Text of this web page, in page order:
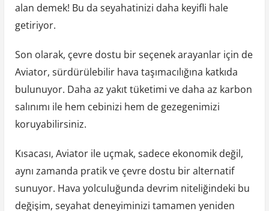
alan demek! Bu da seyahatinizi daha keyifli hale
getiriyor.
Son olarak, çevre dostu bir seçenek arayanlar için de
Aviator, sürdürülebilir hava taşımacılığına katkıda
bulunuyor. Daha az yakıt tüketimi ve daha az karbon
salınımı ile hem cebinizi hem de gezegenimizi
koruyabilirsiniz.
Kısacası, Aviator ile uçmak, sadece ekonomik değil,
aynı zamanda pratik ve çevre dostu bir alternatif
sunuyor. Hava yolculuğunda devrim niteliğindeki bu
değişim, seyahat deneyiminizi tamamen yeniden